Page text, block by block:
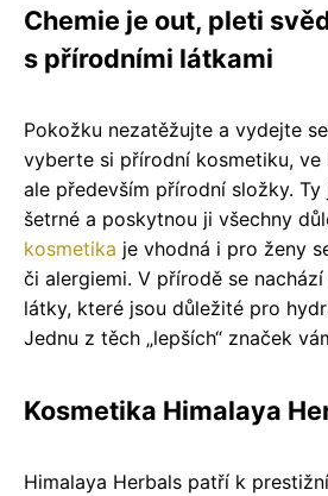
Chemie je out, pleti
s přírodními látkami
Pokožku nezatěžujte a vydejte
vyberte si přírodní kosmetiku, ve
ale především přírodní složky.
šetrné a poskytnou ji všechny
kosmetika je vhodná i pro ženy
či alergiemi. V přírodě se
látky, které jsou důležité pro
Jednu z těch „lepších“ značek
Kosmetika Himalaya
Himalaya Herbals patří k